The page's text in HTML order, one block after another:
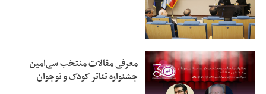
معرفی مقالات منتخب سی‌امین
جشنواره تئاتر کودک و نوجوان